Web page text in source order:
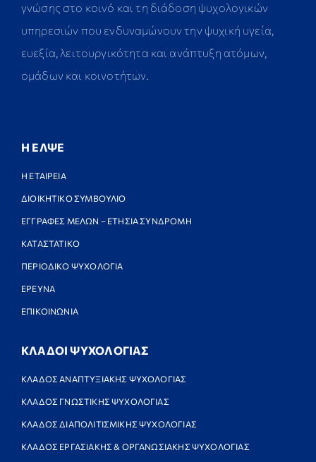
γνώσης στο κοινό και τη διάδοση ψυχολογικών
υπηρεσιών που ενδυναμώνουν την ψυχική υγεία,
ευεξία, λειτουργικότητα και ανάπτυξη ατόμων,
ομάδων και κοινοτήτων.
Η ΕΛΨΕ
Η ΕΤΑΙΡΕΙΑ
ΔΙΟΙΚΗΤΙΚΟ ΣΥΜΒΟΥΛΙΟ
ΕΓΓΡΑΦΕΣ ΜΕΛΩΝ – ΕΤΗΣΙΑ ΣΥΝΔΡΟΜΗ
ΚΑΤΑΣΤΑΤΙΚΟ
ΠΕΡΙΟΔΙΚΟ ΨΥΧΟΛΟΓΙΑ
ΕΡΕΥΝΑ
ΕΠΙΚΟΙΝΩΝΙΑ
ΚΛΑΔΟΙ ΨΥΧΟΛΟΓΙΑΣ
ΚΛΑΔΟΣ ΑΝΑΠΤΥΞΙΑΚΗΣ ΨΥΧΟΛΟΓΙΑΣ
ΚΛΑΔΟΣ ΓΝΩΣΤΙΚΗΣ ΨΥΧΟΛΟΓΙΑΣ
ΚΛΑΔΟΣ ΔΙΑΠΟΛΙΤΙΣΜΙΚΗΣ ΨΥΧΟΛΟΓΙΑΣ
ΚΛΑΔΟΣ ΕΡΓΑΣΙΑΚΗΣ & ΟΡΓΑΝΩΣΙΑΚΗΣ ΨΥΧΟΛΟΓΙΑΣ